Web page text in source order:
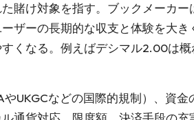
賭け対象を指す。ブックメーカ
ザーの長期的な収支と体験を大
くなる。例えばデシマル2.00は
やUKGCなどの国際的規制）、資